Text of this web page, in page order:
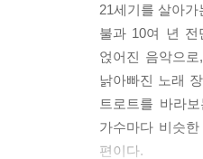
21세기를 살아가
불과 10여 년 전
얹어진 음악으
낡아빠진 노래
트로트를 바라
가수마다 비슷
편이다.